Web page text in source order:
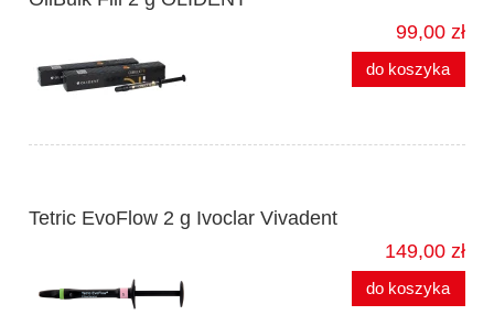
99,00 zł
do koszyka
Tetric EvoFlow 2 g Ivoclar Vivadent
149,00 zł
do koszyka